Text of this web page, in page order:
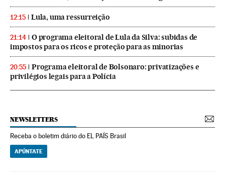
12:15 Lula, uma ressurreição
21:14
O programa eleitoral de Lula da Silva: subidas de
impostos para os ricos e proteção para as minorias
20:55
Programa eleitoral de Bolsonaro: privatizações e
privilégios legais para a Polícia
NEWSLETTERS
Receba o boletim diário do EL PAÍS Brasil
APÚNTATE